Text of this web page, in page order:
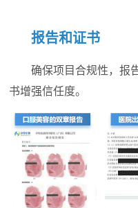
报告和证书
确保项目合规性，报
书增强信任度。